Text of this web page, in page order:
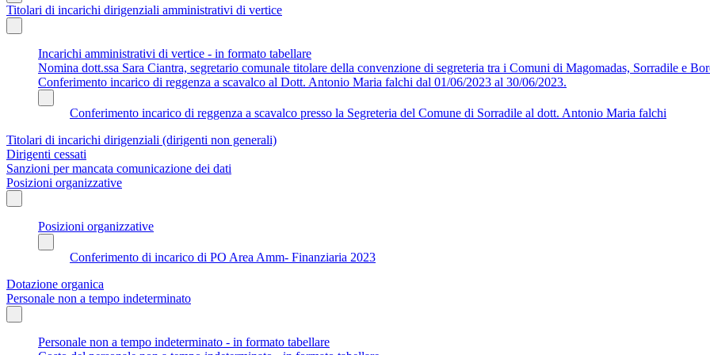
Titolari di incarichi dirigenziali amministrativi di vertice
Incarichi amministrativi di vertice - in formato tabellare
Nomina dott.ssa Sara Ciantra, segretario comunale titolare della convenzione di segreteria tra i Comuni di Magomadas, Sorradile e
Conferimento incarico di reggenza a scavalco al Dott. Antonio Maria falchi dal 01/06/2023 al 30/06/2023.
Conferimento incarico di reggenza a scavalco presso la Segreteria del Comune di Sorradile al dott. Antonio Maria falchi
Titolari di incarichi dirigenziali (dirigenti non generali)
Dirigenti cessati
Sanzioni per mancata comunicazione dei dati
Posizioni organizzative
Posizioni organizzative
Conferimento di incarico di PO Area Amm- Finanziaria 2023
Dotazione organica
Personale non a tempo indeterminato
Personale non a tempo indeterminato - in formato tabellare